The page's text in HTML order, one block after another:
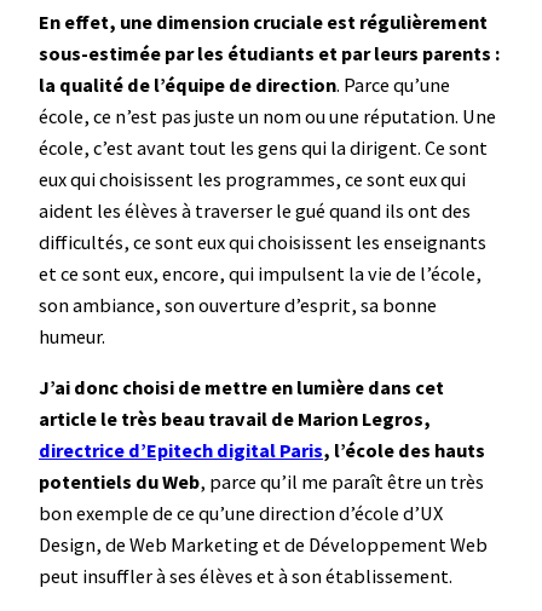
En effet, une dimension cruciale est régulièrement
sous-estimée par les étudiants et par leurs parents :
la qualité de l’équipe de direction. Parce qu’une
école, ce n’est pas juste un nom ou une réputation. Une
école, c’est avant tout les gens qui la dirigent. Ce sont
eux qui choisissent les programmes, ce sont eux qui
aident les élèves à traverser le gué quand ils ont des
difficultés, ce sont eux qui choisissent les enseignants
et ce sont eux, encore, qui impulsent la vie de l’école,
son ambiance, son ouverture d’esprit, sa bonne
humeur.
J’ai donc choisi de mettre en lumière dans cet
article le très beau travail de Marion Legros,
directrice d’Epitech digital Paris, l’école des hauts
potentiels du Web, parce qu’il me paraît être un très
bon exemple de ce qu’une direction d’école d’UX
Design, de Web Marketing et de Développement Web
peut insuffler à ses élèves et à son établissement.